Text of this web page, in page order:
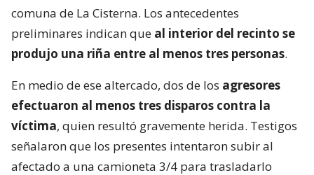
comuna de La Cisterna. Los antecedentes
preliminares indican que al interior del recinto se
produjo una riña entre al menos tres personas.
En medio de ese altercado, dos de los agresores
efectuaron al menos tres disparos contra la
víctima, quien resultó gravemente herida. Testigos
señalaron que los presentes intentaron subir al
afectado a una camioneta 3/4 para trasladarlo